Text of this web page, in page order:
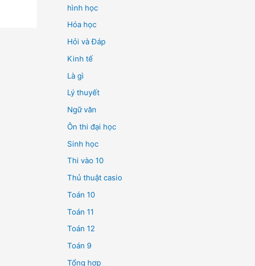
hình học
Hóa học
Hỏi và Đáp
Kinh tế
Là gì
Lý thuyết
Ngữ văn
Ôn thi đại học
Sinh học
Thi vào 10
Thủ thuật casio
Toán 10
Toán 11
Toán 12
Toán 9
Tổng hợp